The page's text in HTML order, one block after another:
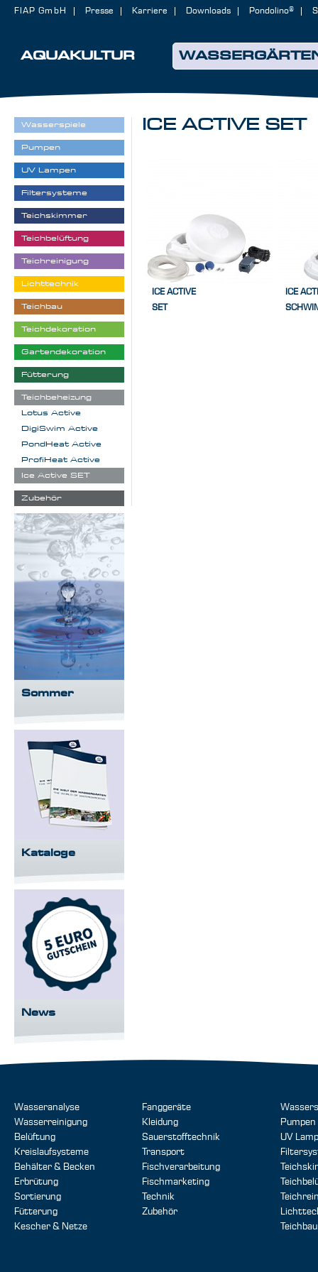
AQUAKULTUR
FIAP GmbH Presse Karriere Downloads Pondolino®
ICE ACTIVE SET
ICE ACTIVE
SET
ICE
Wasserspiele
Pumpen
UV Lampen
Filtersysteme
Teichskimmer
Teichbelüftung
Teichreinigung
Lichttechnik
Teichbau
Teichdekoration
Gartendekoration
Fütterung
Teichbeheizung
Lotus Active
DigiSwim Active
PondHeat Active
ProfiHeat Active
Ice Active SET
Zubehör
Sommer
Kataloge
News
Wasseranalyse
Wasserreinigung
Belüftung
Kreislaufsysteme
Behälter & Becken
Erbrütung
Sortierung
Fütterung
Kescher & Netze
Fanggeräte
Kleidung
Sauerstofftechnik
Transport
Fischverarbeitung
Fischmarketing
Technik
Zubehör
Pumpen
UV
Teichbau